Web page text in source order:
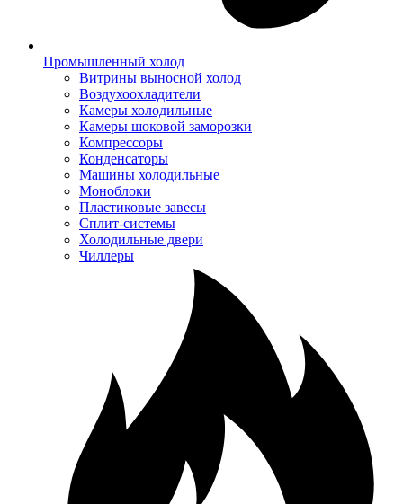
Промышленный холод
Витрины выносной холод
Воздухоохладители
Камеры холодильные
Камеры шоковой заморозки
Компрессоры
Конденсаторы
Машины холодильные
Моноблоки
Пластиковые завесы
Сплит-системы
Холодильные двери
Чиллеры